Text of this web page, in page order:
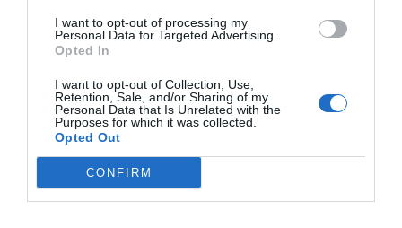
I want to opt-out of processing my
Personal Data for Targeted Advertising.
Opted In
I want to opt-out of Collection, Use,
Retention, Sale, and/or Sharing of my
Personal Data that Is Unrelated with the
Purposes for which it was collected.
Opted Out
CONFIRM